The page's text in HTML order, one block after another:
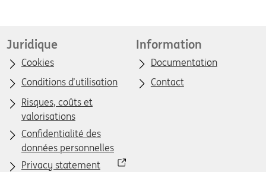
Juridique
Cookies
Conditions d’utilisation
Risques, coûts et
valorisations
Confidentialité des
données personnelles
Privacy statement
Information
Documentation
Contact